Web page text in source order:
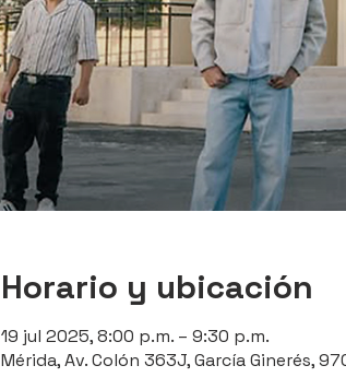
Horario y ubicación
19 jul 2025, 8:00 p.m. – 9:30 p.m.
Mérida, Av. Colón 363J, García Ginerés,